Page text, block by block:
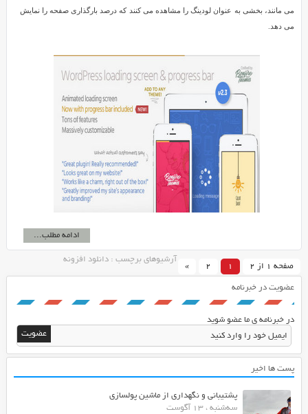
می مانند، بخشی به عنوان لودینگ را مشاهده می کنند که درصد بارگذاری صفحه را نمایش
می دهد.
ادامه مطلب...
صفحه 1 از 2 1
2
»
آرشیوهای برچسب : دانلود افزونه
عضویت در خبرنامه
در خبرنامه ی ما عضو شوید
پست ها اخیر
پشتیبانی و نگهداری از ماشین پولسازی
سه‌شنبه ، 13 آگوست